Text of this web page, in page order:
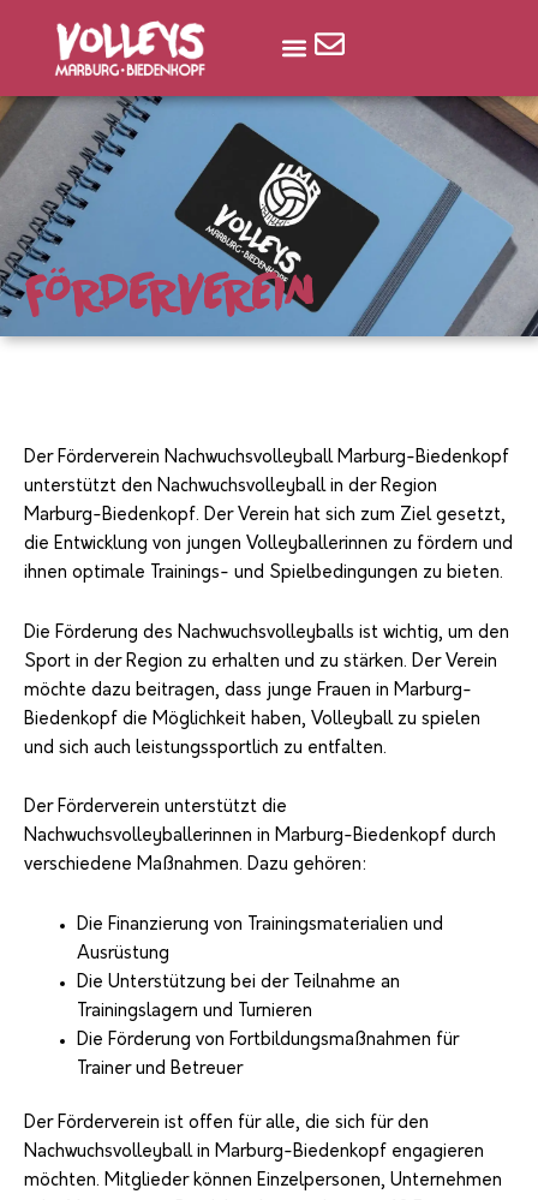
springen
Menü
FÖRDERVEREIN
Der Förderverein Nachwuchsvolleyball Marburg-Biedenkopf
unterstützt den Nachwuchsvolleyball in der Region
Marburg-Biedenkopf. Der Verein hat sich zum Ziel gesetzt,
die Entwicklung von jungen Volleyballerinnen zu fördern und
ihnen optimale Trainings- und Spielbedingungen zu bieten.
Die Förderung des Nachwuchsvolleyballs ist wichtig, um den
Sport in der Region zu erhalten und zu stärken. Der Verein
möchte dazu beitragen, dass junge Frauen in Marburg-
Biedenkopf die Möglichkeit haben, Volleyball zu spielen
und sich auch leistungssportlich zu entfalten.
Der Förderverein unterstützt die
Nachwuchsvolleyballerinnen in Marburg-Biedenkopf durch
verschiedene Maßnahmen. Dazu gehören:
Die Finanzierung von Trainingsmaterialien und
Ausrüstung
Die Unterstützung bei der Teilnahme an
Trainingslagern und Turnieren
Die Förderung von Fortbildungsmaßnahmen für
Trainer und Betreuer
Der Förderverein ist offen für alle, die sich für den
Nachwuchsvolleyball in Marburg-Biedenkopf engagieren
möchten. Mitglieder können Einzelpersonen, Unternehmen